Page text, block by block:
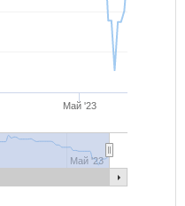
Май '23
Май '23